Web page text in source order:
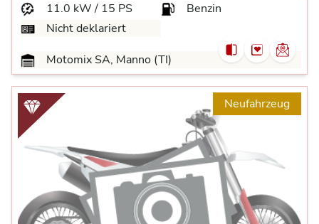
11.0 kW / 15 PS
Benzin
Nicht deklariert
Motomix SA, Manno (TI)
Neufahrzeug